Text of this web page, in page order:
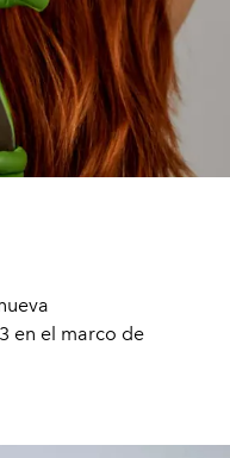
en el marco de